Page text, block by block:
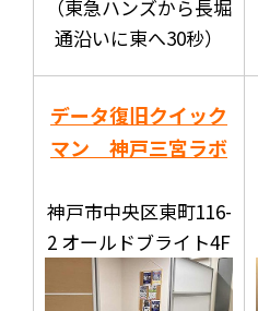
（東急ハンズから長堀
通沿いに東へ30秒）
データ復旧クイック
マン 神戸三宮ラボ
神戸市中央区東町116-
2 オールドブライト4F